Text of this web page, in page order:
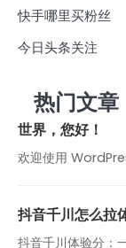
快手哪里买粉丝
今日头条关注
热门文章
世界，您好！
欢迎使用
抖音千川怎么拉
抖音千川体验分：